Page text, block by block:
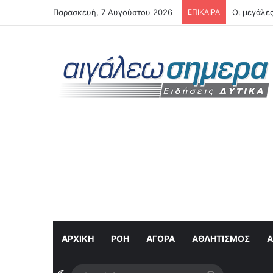
Παρασκευή, 7 Αυγούστου 2026 ΕΠΙΚΑΙΡΑ Οι
ΑΡΧΙΚΗ ΡΟΉ ΑΓΟΡΆ ΑΘΛΗΤΙΣΜΌΣ